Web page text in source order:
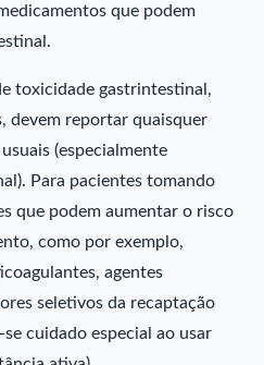
que podem
toxicidade gastrintestinal,
devem reportar quaisquer
(especialmente
Para pacientes tomando
que podem aumentar o risco
como por exemplo,
agentes
seletivos da recaptação
cuidado especial ao usar